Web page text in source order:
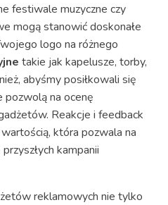
festiwale muzyczne czy
mogą stanowić doskonałe
logo na różnego
takie jak kapelusze, torby,
abyśmy posiłkowali się
pozwolą na ocenę
Reakcje i feedback
która pozwala na
kampanii
reklamowych nie tylko